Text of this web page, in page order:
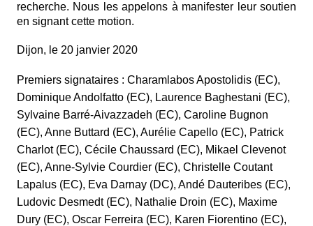
recherche. Nous les appelons à manifester leur soutien
en signant cette motion.
Dijon, le 20 janvier 2020
Premiers signataires : Charamlabos Apostolidis (EC),
Dominique Andolfatto (EC), Laurence Baghestani (EC),
Sylvaine Barré-Aivazzadeh (EC), Caroline Bugnon
(EC), Anne Buttard (EC), Aurélie Capello (EC), Patrick
Charlot (EC), Cécile Chaussard (EC), Mikael Clevenot
(EC), Anne-Sylvie Courdier (EC), Christelle Coutant
Lapalus (EC), Eva Darnay (DC), Andé Dauteribes (EC),
Ludovic Desmedt (EC), Nathalie Droin (EC), Maxime
Dury (EC), Oscar Ferreira (EC), Karen Fiorentino (EC),